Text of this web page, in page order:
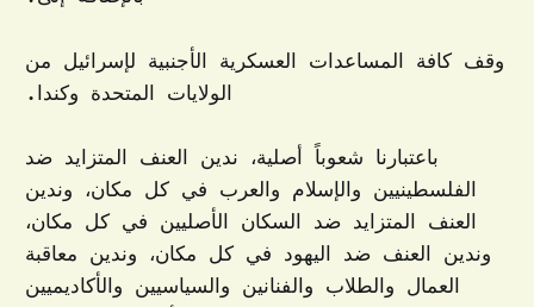
وقف كافة المساعدات العسكرية الأجنبية لإسرائيل من
الولايات المتحدة وكندا.
باعتبارنا شعوباً أصلية، ندين العنف المتزايد ضد
الفلسطينيين والإسلام والعرب في كل مكان، وندين
العنف المتزايد ضد السكان الأصليين في كل مكان،
وندين العنف ضد اليهود في كل مكان، وندين معاقبة
العمال والطلاب والفنانين والسياسيين والأكاديميين